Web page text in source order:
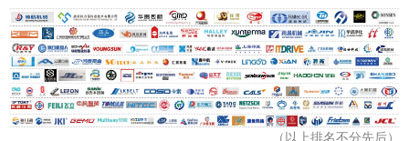
（以上排名不分先后）